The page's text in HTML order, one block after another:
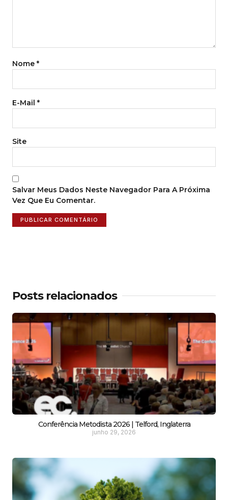
Nome *
E-Mail *
Site
Salvar Meus Dados Neste Navegador Para A Próxima
Vez Que Eu Comentar.
Posts relacionados
Conferência Metodista 2026 | Telford, Inglaterra
junho 29, 2026